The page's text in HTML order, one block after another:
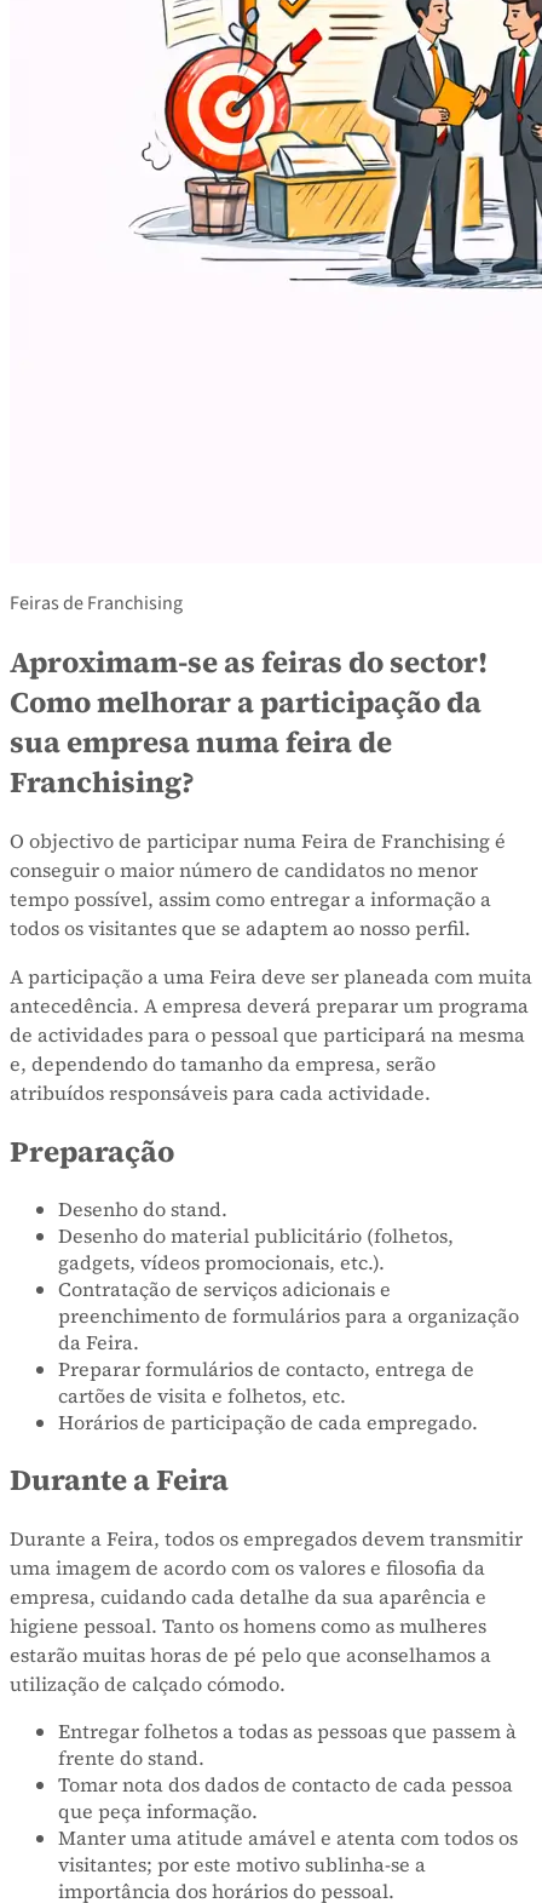
Feiras de Franchising
Aproximam-se as feiras do sector!
Como melhorar a participação da
sua empresa numa feira de
Franchising?
O objectivo de participar numa Feira de Franchising é
conseguir o maior número de candidatos no menor
tempo possível, assim como entregar a informação a
todos os visitantes que se adaptem ao nosso perfil.
A participação a uma Feira deve ser planeada com muita
antecedência. A empresa deverá preparar um programa
de actividades para o pessoal que participará na mesma
e, dependendo do tamanho da empresa, serão
atribuídos responsáveis para cada actividade.
Preparação
Desenho do stand.
Desenho do material publicitário (folhetos,
gadgets, vídeos promocionais, etc.).
Contratação de serviços adicionais e
preenchimento de formulários para a organização
da Feira.
Preparar formulários de contacto, entrega de
cartões de visita e folhetos, etc.
Horários de participação de cada empregado.
Durante a Feira
Durante a Feira, todos os empregados devem transmitir
uma imagem de acordo com os valores e filosofia da
empresa, cuidando cada detalhe da sua aparência e
higiene pessoal. Tanto os homens como as mulheres
estarão muitas horas de pé pelo que aconselhamos a
utilização de calçado cómodo.
Entregar folhetos a todas as pessoas que passem à
frente do stand.
Tomar nota dos dados de contacto de cada pessoa
que peça informação.
Manter uma atitude amável e atenta com todos os
visitantes; por este motivo sublinha-se a
importância dos horários do pessoal.